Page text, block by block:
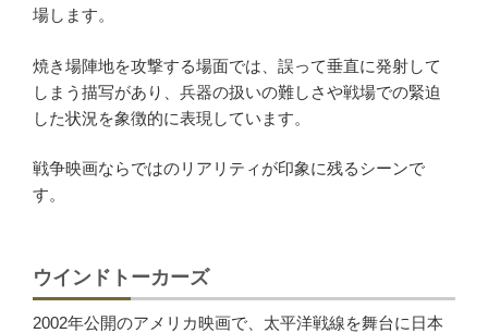
場します。
焼き場陣地を攻撃する場面では、誤って垂直に発射して
しまう描写があり、兵器の扱いの難しさや戦場での緊迫
した状況を象徴的に表現しています。
戦争映画ならではのリアリティが印象に残るシーンで
す。
ウインドトーカーズ
2002年公開のアメリカ映画で、太平洋戦線を舞台に日本